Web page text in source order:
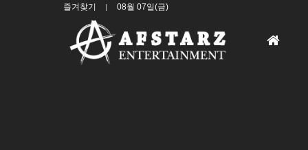
즐겨찾기 08월 07일(금)
홈